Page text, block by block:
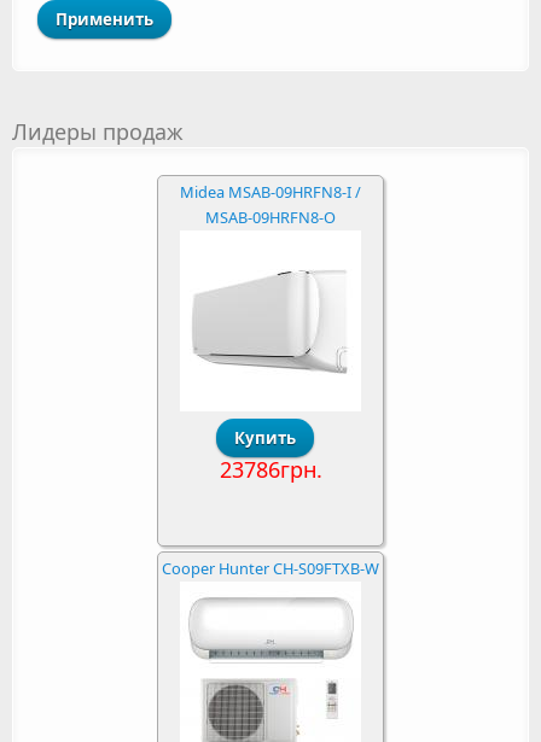
Лидеры продаж
Midea MSAB-09HRFN8-I /
MSAB-09HRFN8-O
23786грн.
Cooper Hunter CH-S09FTXB-W